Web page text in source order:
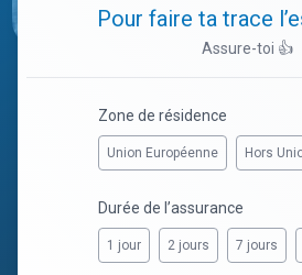
Pour faire ta trace
Assure-toi 👍
Zone de résidence
Union Européenne Hors
Durée de l’assurance
1 jour 2 jours 7 jours